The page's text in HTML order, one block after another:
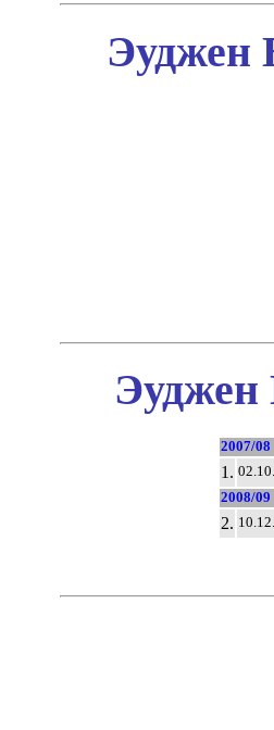
Эуджен
Эуджен
2007/08
1.
2008/09
2.